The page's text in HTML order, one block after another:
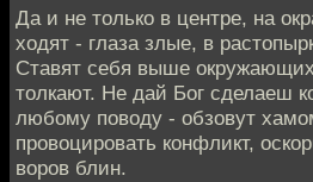
Да и не только в центре, на
ходят - глаза злые, в
Ставят себя выше
толкают. Не дай Бог сделаеш
любому поводу - обзовут
провоцировать конфликт,
воров блин.